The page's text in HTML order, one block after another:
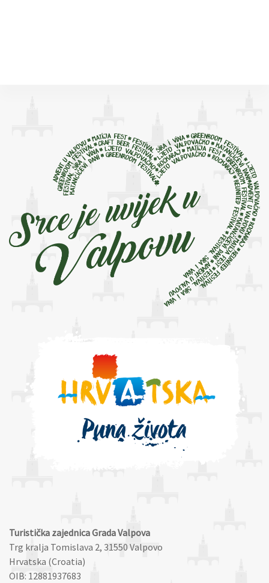
Turistička zajednica Grada Valpova
Trg kralja Tomislava 2, 31550 Valpovo
Hrvatska (Croatia)
OIB: 12881937683